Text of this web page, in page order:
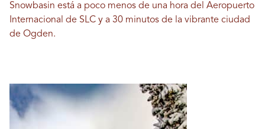
Snowbasin está a poco menos de una hora del Aeropuerto
Internacional de SLC y a 30 minutos de la vibrante ciudad
de Ogden.